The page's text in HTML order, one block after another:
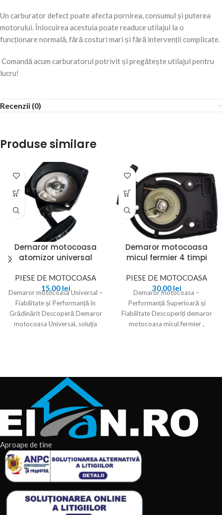
Un carburator defect poate afecta pornirea, consumul și puterea
motorului. Înlocuirea acestuia poate readuce utilajul la o
funcționare normală, fără costuri mari și fără intervenții complicate.
Comandă acum carburatorul potrivit și pregătește utilajul pentru
lucru!
Recenzii (0)
Produse similare
Demaror motocoasa
atomizor universal
PIESE DE MOTOCOASA
15,00 lei
Demaror motocoasa Universal –
Fiabilitate și Performanță în
Grădinărit Descoperă Demaror
motocoasa Universal, soluția
Demaror motocoasa
micul fermier 4 timpi
PIESE DE MOTOCOASA
30,00 lei
Demaror motocoasa –
Performanță Superioară și
Fiabilitate Descoperiți demaror
motocoasa micul fermier ,
Aproape de tine